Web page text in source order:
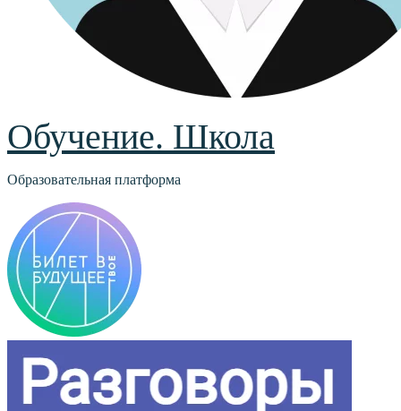
Обучение. Школа
Образовательная платформа